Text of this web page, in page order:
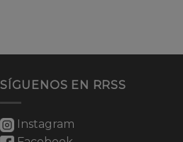
SÍGUENOS EN RRSS
Instagram